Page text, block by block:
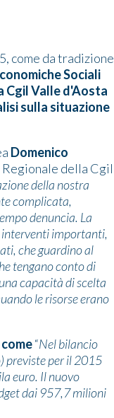
come da tradizione
Sociali
Cgil Valle d'Aosta
sulla situazione
Domenico
della Cgil
della nostra
complicata,
denuncia. La
interventi importanti,
che guardino al
tengano conto di
capacità di scelta
le risorse erano
“Nel bilancio
previste per il 2015
euro. Il nuovo
dai 957,7 milioni